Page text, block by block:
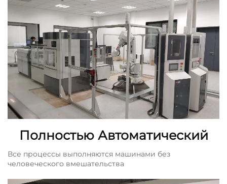
лабораторией
Полностью Автоматический
Все процессы выполняются машинами без
человеческого вмешательства